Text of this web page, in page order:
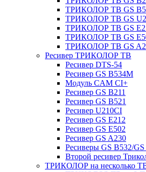
ТРИКОЛОР ТВ GS
ТРИКОЛОР ТВ GS
ТРИКОЛОР ТВ GS
ТРИКОЛОР ТВ GS
ТРИКОЛОР ТВ GS
Ресивер ТРИКОЛОР ТВ
Ресивер DTS-54
Ресивер GS B534M
Модуль CAM CI+
Ресивер GS B211
Ресивер GS B521
Ресивер U210CI
Ресивер GS E212
Ресивер GS E502
Ресивер GS A230
Ресиверы GS B532/GS
Второй ресивер
ТРИКОЛОР на несколько